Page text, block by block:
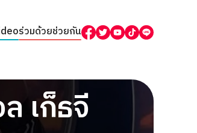
ร่วมด้วยช่วยกัน
เก็ธจี